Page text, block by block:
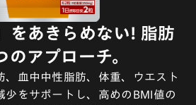
をあきらめない! 脂肪
のアプローチ。
、血中中性脂肪、体重、ウエスト
少をサポートし、高めのBMI値の